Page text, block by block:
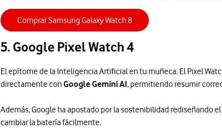
Comprar Samsung Galaxy Watch 8
5. Google Pixel Watch 4
El epítome de la Inteligencia Artificial en tu muñeca. El Pixel
directamente conGoogle Gemini AI, permitiendo resumir
Además, Google ha apostado por la sostenibilidad rediseñando
cambiar la batería fácilmente.